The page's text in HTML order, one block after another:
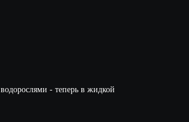
- теперь в жидкой